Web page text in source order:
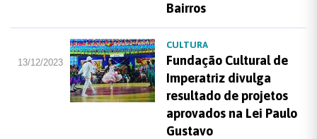
Bairros
13/12/2023
CULTURA
Fundação Cultural de
Imperatriz divulga
resultado de projetos
aprovados na Lei Paulo
Gustavo